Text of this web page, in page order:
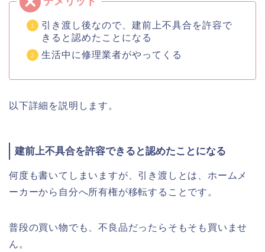
引き渡し後なので、建前上不具合を許容で
きると認めたことになる
生活中に修理業者がやってくる
以下詳細を説明します。
建前上不具合を許容できると認めたことになる
何度も書いてしまいますが、引き渡しとは、ホームメ
ーカーから自分へ所有権が移転することです。
普段の買い物でも、不良品だったらそもそも買いませ
ん。